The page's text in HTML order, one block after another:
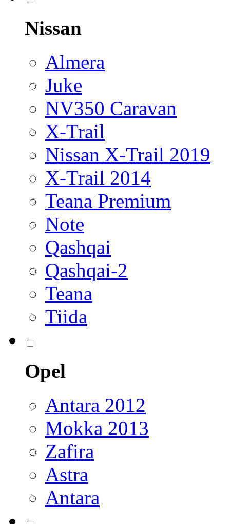
Nissan
Almera
Juke
NV350 Caravan
X-Trail
Nissan X-Trail 2019
X-Trail 2014
Teana Premium
Note
Qashqai
Qashqai-2
Teana
Tiida
Opel
Antara 2012
Mokka 2013
Zafira
Astra
Antara